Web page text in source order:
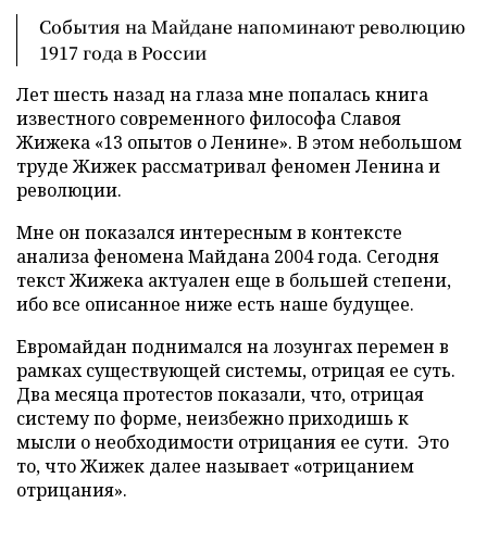
События на Майдане напоминают революцию
1917 года в России
Лет шесть назад на глаза мне попалась книга
известного современного философа Славоя
Жижека «13 опытов о Ленине». В этом небольшом
труде Жижек рассматривал феномен Ленина и
революции.
Мне он показался интересным в контексте
анализа феномена Майдана 2004 года. Сегодня
текст Жижека актуален еще в большей степени,
ибо все описанное ниже есть наше будущее.
Евромайдан поднимался на лозунгах перемен в
рамках существующей системы, отрицая ее суть.
Два месяца протестов показали, что, отрицая
систему по форме, неизбежно приходишь к
мысли о необходимости отрицания ее сути. Это
то, что Жижек далее называет «отрицанием
отрицания».